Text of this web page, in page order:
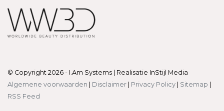
© Copyright 2026 - I.Am Systems | Realisatie InStijl Media
Algemene voorwaarden | Disclaimer | Privacy Policy | Sitemap |
RSS Feed